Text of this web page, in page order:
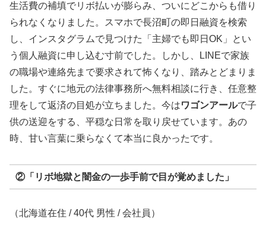
生活費の補填でリボ払いが膨らみ、ついにどこからも借り
られなくなりました。スマホで長沼町の即日融資を検索
し、インスタグラムで見つけた「主婦でも即日OK」とい
う個人融資に申し込む寸前でした。しかし、LINEで家族
の職場や連絡先まで要求されて怖くなり、踏みとどまりま
した。すぐに地元の法律事務所へ無料相談に行き、任意整
理をして返済の目処が立ちました。今はワゴンアールで子
供の送迎をする、平穏な日常を取り戻せています。あの
時、甘い言葉に乗らなくて本当に良かったです。
②「リボ地獄と闇金の一歩手前で目が覚めました」
（北海道在住 / 40代 男性 / 会社員）